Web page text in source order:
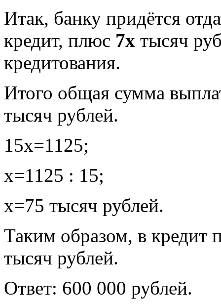
Итак, банку придётся
кредит, плюс 7х тысяч
кредитования.
Итого общая сумма
тысяч рублей.
15х=1125;
х=1125 : 15;
х=75 тысяч рублей.
Таким образом, в кредит
тысяч рублей.
Ответ: 600 000 рублей.